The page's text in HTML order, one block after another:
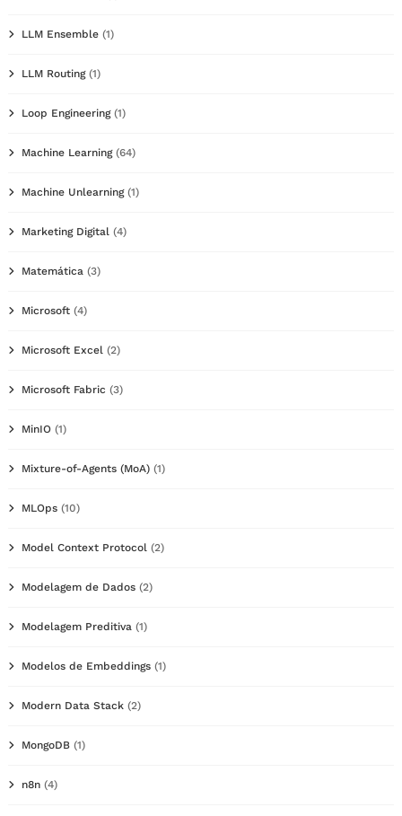
LLM Ensemble (1)
LLM Routing(1)
Loop Engineering(1)
Machine Learning(64)
Machine Unlearning(1)
Marketing Digital (4)
Matemática (3)
Microsoft (4)
Microsoft Excel (2)
Microsoft Fabric (3)
MinIO (1)
Mixture-of-Agents (MoA) (1)
MLOps (10)
Model Context Protocol (2)
Modelagem de Dados (2)
Modelagem Preditiva (1)
Modelos de Embeddings (1)
Modern Data Stack (2)
MongoDB (1)
n8n (4)